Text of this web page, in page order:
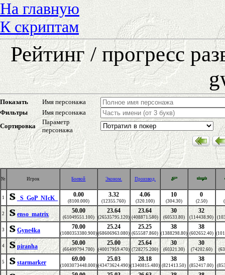
На главную
К скриптам
Рейтинг / прогресс
Показать
Имя персонажа
Фильтры
Имя персонажа
Сортировка
Параметр
персонажа
№ Игрок Боевой Эконом. Производ.
1 _S_GoP_NIcK_ 0.00
(8100.000)
3.32
(12355.760)
4.06
(320.100)
10
(304.30)
0
(2.50)
2 enso_matrix 50.00
(61049551.100)
23.64
(26535795.120)
23.64
(408871.580)
30
(60533.80)
32
(114438.90)
3 Gyne4ka 70.00
(1080353380.900)
25.24
(68606963.080)
25.25
(655587.860)
38
(1388298.80)
38
(602652.40)
4 piranha 50.00
(66499794.700)
25.00
(40017959.470)
25.64
(728275.200)
30
(60321.30)
30
(74202.60)
5 starmarker 69.00
(1003073448.000)
25.03
(43473624.490)
28.18
(1340815.480)
38
(821413.50)
38
(852417.00)